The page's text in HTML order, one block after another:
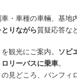
・車種の車輛、基地
りながら質疑応答な
観光にご案内。
ソビ
リーバスに乗車。
見どころ、パンフィ